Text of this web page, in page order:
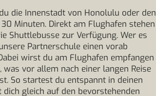
die Innenstadt von Honolulu oder den
Minuten. Direkt am Flughafen stehen
Shuttlebusse zur Verfügung. Wer es
Partnerschule einen vorab
wirst du am Flughafen empfangen
vor allem nach einer langen Reise
So startest du entspannt in deinen
gleich auf den bevorstehenden